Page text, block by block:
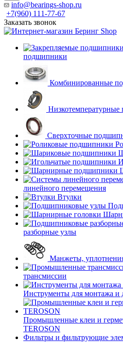
info@bearings-shop.ru
+7(960) 111-77-67
Заказать звонок
подшипники
Комбинированные
Сверхточные
линейного перемещения
Втулки
разборные узлы
Манжеты,
трансмиссии
Инструменты для монтажа и
Промышленные клеи и
TEROSON
Фильтры и фильтрующие